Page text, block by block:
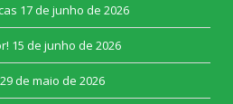
17 de junho de 2026
15 de junho de 2026
29 de maio de 2026